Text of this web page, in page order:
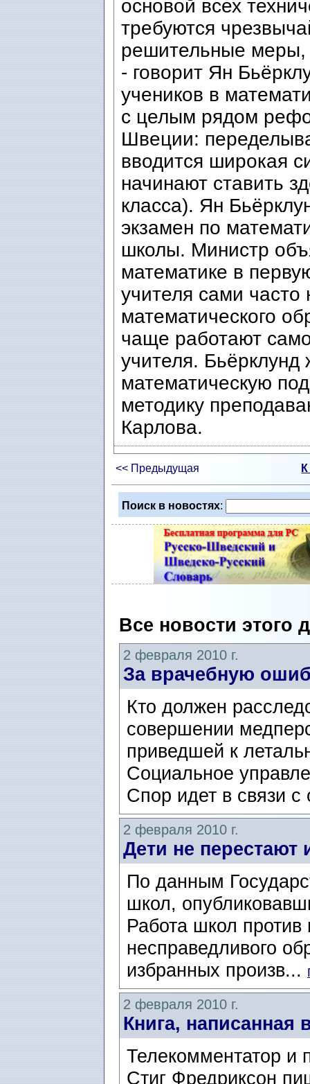
основой всех
требуются
решительные меры,
- говорит Ян
учеников в
с целым рядом
Швеции:
вводится широкая
начинают ставить
класса). Ян
экзамен по
школы. Министр
математике в
учителя сами
математического
чаще работают
учителя. Бьёрклунд
математическую
методику
Карлова.
<< Предыдущая
Поиск в новостях:
Все новости этого
2 февраля 2010 г.
За врачебную
Кто должен
совершении
приведшей к
Социальное
Спор идет в связи
2 февраля 2010 г.
Дети не перестают
По данным
школ,
Работа школ против
несправедливого
избранных произв...
2 февраля 2010 г.
Книга, написанная
Телекомментатор и
Стиг Фредриксон